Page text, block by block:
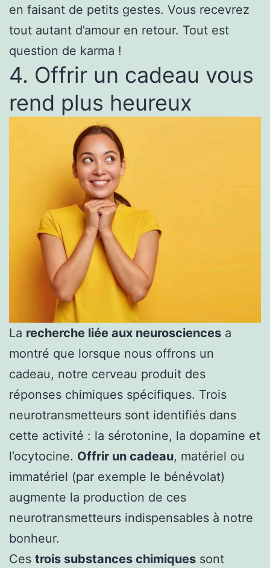
en faisant de petits gestes. Vous recevrez
tout autant d’amour en retour. Tout est
question de karma !
4. Offrir un cadeau vous
rend plus heureux
La recherche liée aux neurosciences a
montré que lorsque nous offrons un
cadeau, notre cerveau produit des
réponses chimiques spécifiques. Trois
neurotransmetteurs sont identifiés dans
cette activité : la sérotonine, la dopamine et
l’ocytocine. Offrir un cadeau, matériel ou
immatériel (par exemple le bénévolat)
augmente la production de ces
neurotransmetteurs indispensables à notre
bonheur.
Ces trois substances chimiques sont